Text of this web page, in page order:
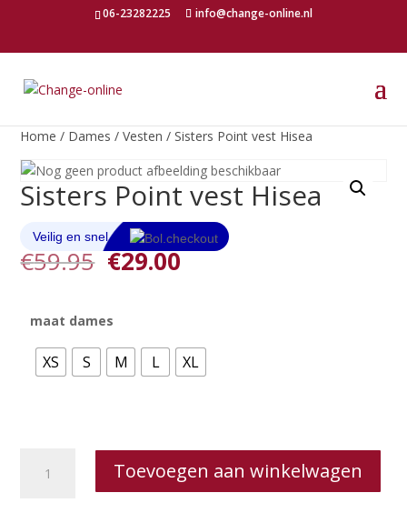
06-23282225 info@change-online.nl
Home / Dames /Vesten / Sisters Point vest Hisea
Sisters Point vest Hisea
€59.95 Oorspronkelijke
prijs
€59.95.
€29.00Huidige
maat dames
XS S M L XL
Point
Toevoegen aan winkelwagen